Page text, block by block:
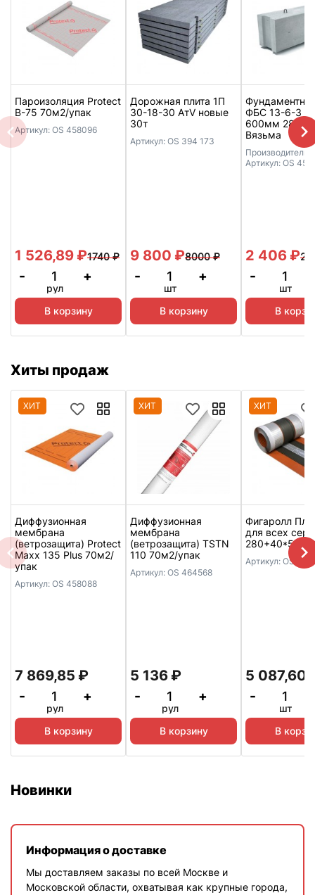
Пароизоляция Protect
B-75 70м2/упак
Артикул: OS 458096
1 526,89 ₽1740 ₽
В корзину
- +
рул
Дорожная плита 1П
30-18-30 АтV новые
30т
Артикул: OS 394 173
9 800 ₽8000 ₽
В корзину
- +
шт
ФБС 13-6-3
600мм
Вязьма
Производитель:
Артикул: OS 455
2 406 ₽
В
-
шт
Хиты продаж
ХИТ
Диффузионная
мембрана
(ветрозащита) Protect
Maxx 135 Plus 70м2/
упак
Артикул: OS 458088
7 869,85 ₽
В корзину
- +
рул
ХИТ
Диффузионная
мембрана
(ветрозащита) TSTN
110 70м2/упак
Артикул: OS 464568
5 136 ₽
В корзину
- +
рул
ХИТ
Фигаролл
для всех
Артикул: OS 376
5 087,60
В
-
шт
Новинки
Информация о доставке
Мы доставляем заказы по всей Москве и
Московской области, охватывая как крупные города,